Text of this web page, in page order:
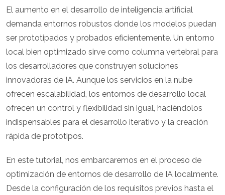
El aumento en el desarrollo de inteligencia artificial
demanda entornos robustos donde los modelos puedan
ser prototipados y probados eficientemente. Un entorno
local bien optimizado sirve como columna vertebral para
los desarrolladores que construyen soluciones
innovadoras de IA. Aunque los servicios en la nube
ofrecen escalabilidad, los entornos de desarrollo local
ofrecen un control y flexibilidad sin igual, haciéndolos
indispensables para el desarrollo iterativo y la creación
rápida de prototipos.
En este tutorial, nos embarcaremos en el proceso de
optimización de entornos de desarrollo de IA localmente.
Desde la configuración de los requisitos previos hasta el